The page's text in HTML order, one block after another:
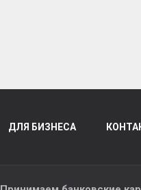
ДЛЯ БИЗНЕСА